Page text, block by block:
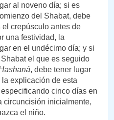
al noveno día; si es
del Shabat, debe
crepúsculo antes de
una festividad, la
en el undécimo día; y si
el que es seguido
, debe tener lugar
explicación de esta
cinco días en
circuncisión inicialmente,
el niño.